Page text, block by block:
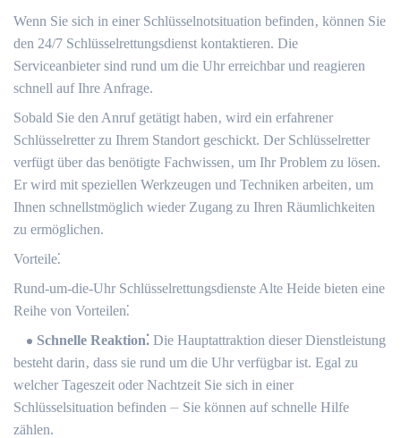
Wenn Sie sich in einer Schlüsselnotsituation befinden‚ können Sie
den 24/7 Schlüsselrettungsdienst kontaktieren.​ Die
Serviceanbieter sind rund um die Uhr erreichbar und reagieren
schnell auf Ihre Anfrage.​
Sobald Sie den Anruf getätigt haben‚ wird ein erfahrener
Schlüsselretter zu Ihrem Standort geschickt.​ Der Schlüsselretter
verfügt über das benötigte Fachwissen‚ um Ihr Problem zu lösen.
Er wird mit speziellen Werkzeugen und Techniken arbeiten‚ um
Ihnen schnellstmöglich wieder Zugang zu Ihren Räumlichkeiten
zu ermöglichen.​
Vorteile⁚
Rund-um-die-Uhr Schlüsselrettungsdienste Alte Heide bieten eine
Reihe von Vorteilen⁚
Schnelle Reaktion⁚ Die Hauptattraktion dieser Dienstleistung
besteht darin‚ dass sie rund um die Uhr verfügbar ist.​ Egal zu
welcher Tageszeit oder Nachtzeit Sie sich in einer
Schlüsselsituation befinden ⏤ Sie können auf schnelle Hilfe
zählen.